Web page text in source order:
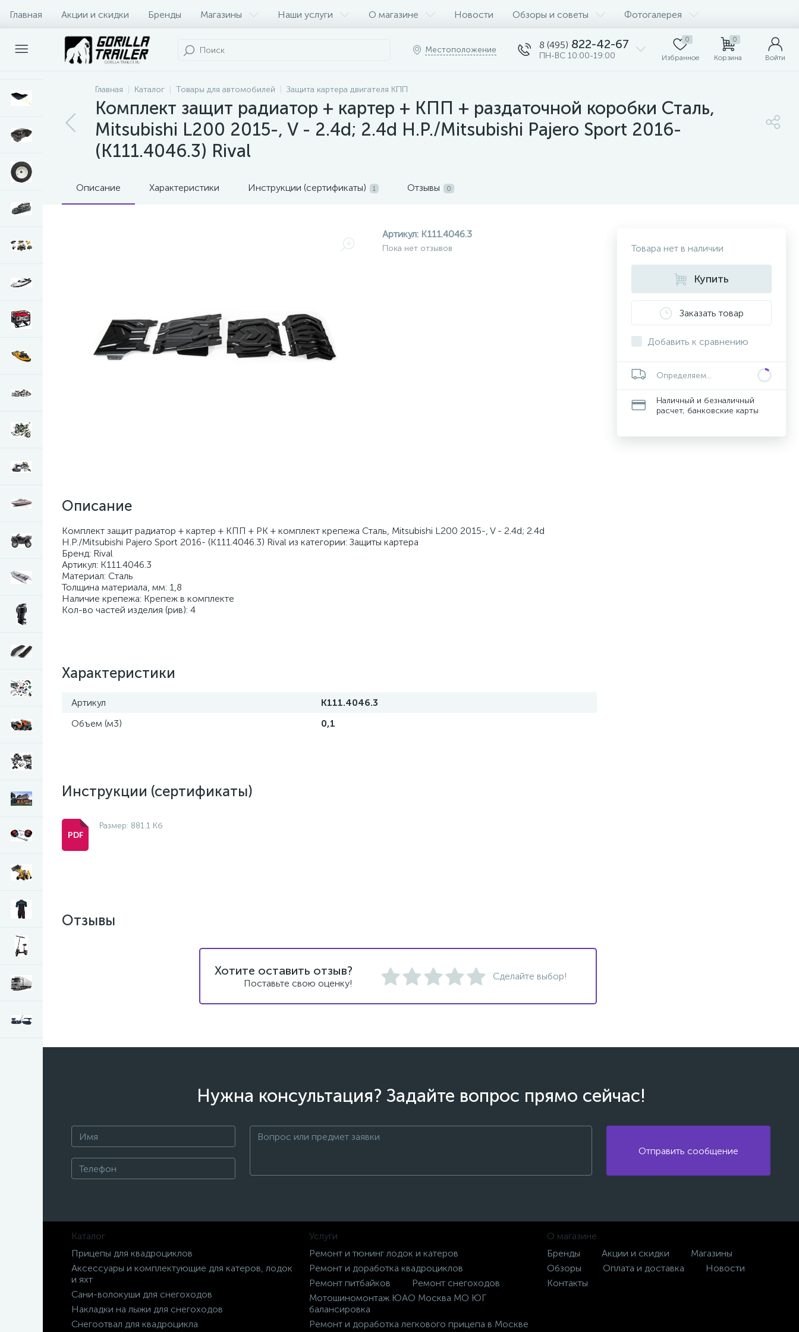
Главная Акции и скидки Бренды Магазины Наши услуги О магазине Новости Обзоры и советы Фотогалерея
Оплата и доставка Контакты
Местоположение 8 (495) 822-42-67
ПН-ВС 10:00-19:00
0
Избранное
0
Корзина Войти
Главная Каталог Товары для автомобилей Защита картера двигателя КПП
Комплект защит радиатор + картер + КПП + раздаточной коробки Сталь,
Mitsubishi L200 2015-, V - 2.4d; 2.4d H.P./Mitsubishi Pajero Sport 2016-
(K111.4046.3) Rival
Описание Характеристики Инструкции (сертификаты) 1 Отзывы 0
Артикул: K111.4046.3
Пока нет отзывов
Описание
Комплект защит радиатор + картер + КПП + РК + комплект крепежа Сталь, Mitsubishi L200 2015-, V - 2.4d; 2.4d
H.P./Mitsubishi Pajero Sport 2016- (K111.4046.3) Rival из категории: Защиты картера
Бренд: Rival
Артикул: K111.4046.3
Материал: Сталь
Толщина материала, мм: 1,8
Наличие крепежа: Крепеж в комплекте
Кол-во частей изделия (рив): 4
Характеристики
Артикул
K111.4046.3
Объем (м3)
0,1
Инструкции (сертификаты)
Размер: 881.1 Кб
Товара нет в наличии
Купить
Заказать товар
Добавить к сравнению
Определяем...
Наличный и безналичный
расчет, банковские карты
Отзывы
Хотите оставить отзыв?
Поставьте свою оценку!
Сделайте выбор!
Нужна консультация? Задайте вопрос прямо сейчас!
Отправить сообщение
Каталог
Прицепы для квадроциклов
Аксессуары и комплектующие для катеров, лодок
и яхт
Сани-волокуши для снегоходов
Накладки на лыжи для снегоходов
Снегоотвал для квадроцикла
Услуги
Ремонт и тюнинг лодок и катеров
Ремонт и доработка квадроциклов
Ремонт питбайков
Ремонт снегоходов
Мотошиномонтаж ЮАО Москва МО ЮГ
балансировка
Ремонт и доработка легкового прицепа в Москве
О магазине
Бренды
Акции и скидки
Магазины
Обзоры
Оплата и доставка
Новости
Контакты